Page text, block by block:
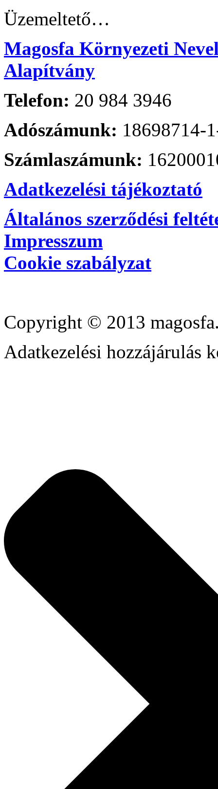
Üzemeltető…
Magosfa Környezeti
Alapítvány
Telefon: 20 984 3946
Adószámunk: 18698714-
Számlaszámunk:
Adatkezelési tájékoztató
Általános szerződési
Impresszum
Cookie szabályzat
Copyright © 2013
Adatkezelési hozzájárulás